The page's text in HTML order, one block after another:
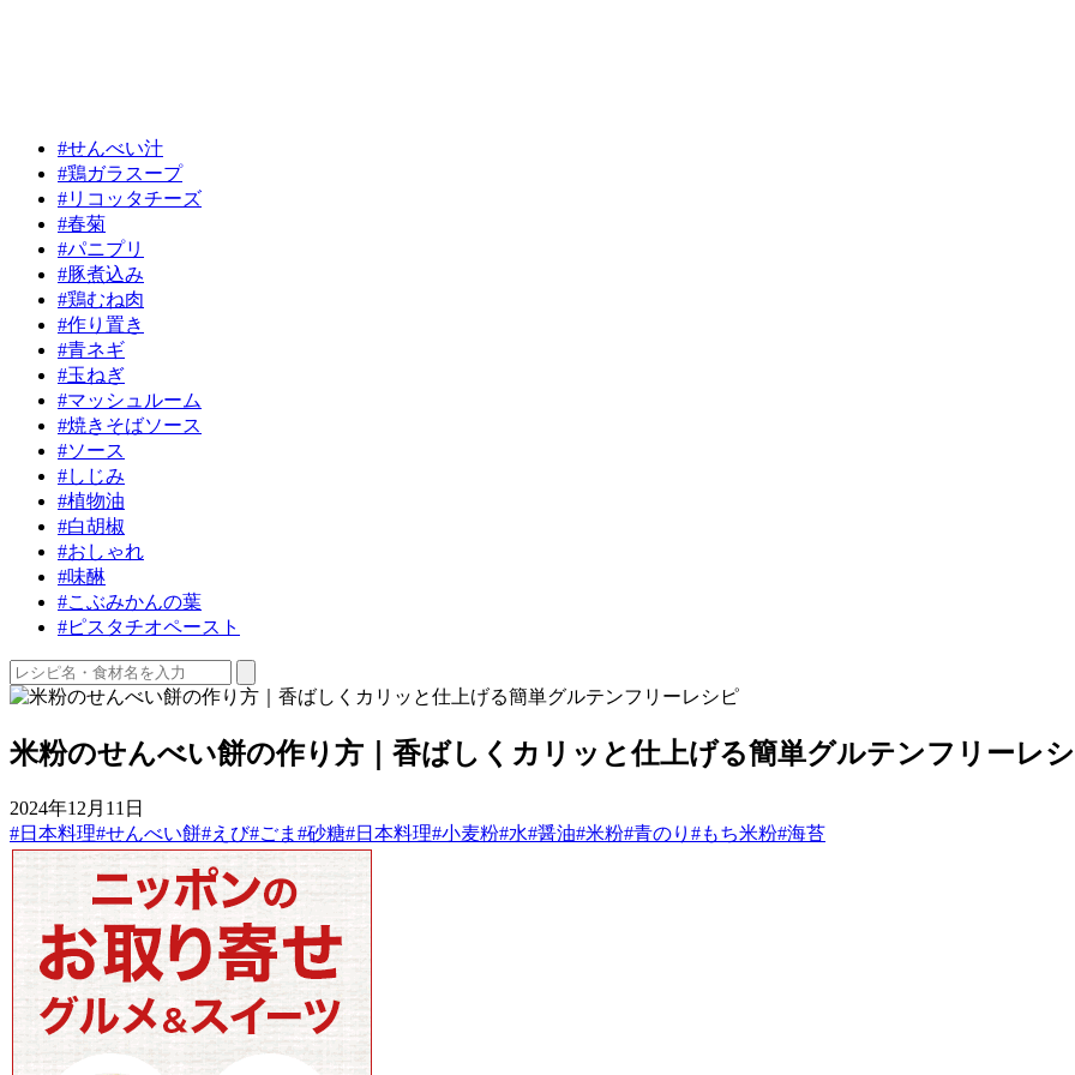
#せんべい汁
#鶏ガラスープ
#リコッタチーズ
#春菊
#パニプリ
#豚煮込み
#鶏むね肉
#作り置き
#青ネギ
#玉ねぎ
#マッシュルーム
#焼きそばソース
#ソース
#しじみ
#植物油
#白胡椒
#おしゃれ
#味醂
#こぶみかんの葉
#ピスタチオペースト
米粉のせんべい餅の作り方｜香ばしくカリッと仕上げる簡単グルテンフリーレ
2024年12月11日
#日本料理#せんべい餅#えび#ごま #砂糖#日本料理#小麦粉#水#醤油#米粉#青のり #もち米粉#海苔